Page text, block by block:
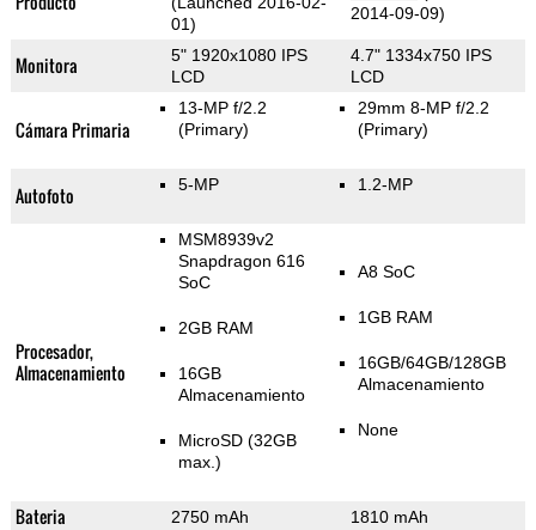
01)
2014-09-09)
Monitora
5" 1920x1080 IPS
LCD
4.7" 1334x750 IPS
LCD
Cámara Primaria
13-MP f/2.2
(Primary)
29mm 8-MP f/2.2
(Primary)
Autofoto 5-MP 1.2-MP
Procesador,
Almacenamiento
MSM8939v2
Snapdragon 616
SoC
2GB RAM
16GB
Almacenamiento
MicroSD (32GB
max.)
A8 SoC
1GB RAM
16GB/64GB/128GB
Almacenamiento
None
Bateria 2750 mAh 1810 mAh